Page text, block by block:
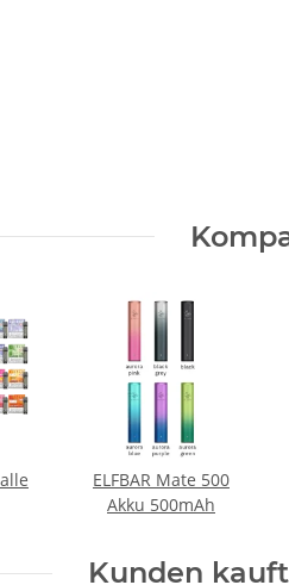
ELFBAR Mate 500
Akku 500mAh
Kunden